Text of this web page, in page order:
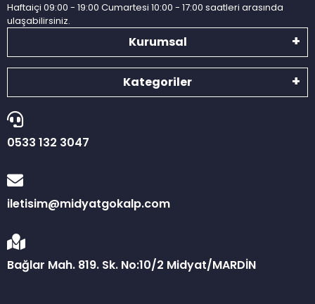
Haftaiçi 09:00 - 19:00 Cumartesi 10:00 - 17:00 saatleri arasında
ulaşabilirsiniz.
Kurumsal
Kategoriler
0533 132 3047
iletisim@midyatgokalp.com
Bağlar Mah. 819. Sk. No:10/2 Midyat/MARDİN